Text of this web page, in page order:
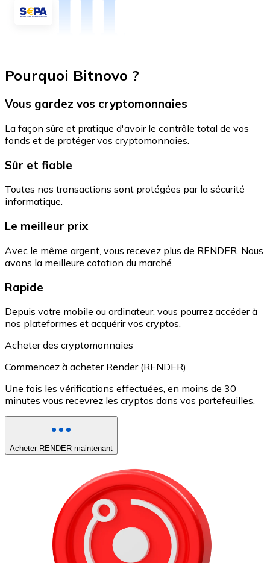
Pourquoi Bitnovo ?
Vous gardez vos cryptomonnaies
La façon sûre et pratique d'avoir le contrôle total de vos
fonds et de protéger vos cryptomonnaies.
Sûr et fiable
Toutes nos transactions sont protégées par la sécurité
informatique.
Le meilleur prix
Avec le même argent, vous recevez plus de RENDER. Nous
avons la meilleure cotation du marché.
Rapide
Depuis votre mobile ou ordinateur, vous pourrez accéder à
nos plateformes et acquérir vos cryptos.
Acheter des cryptomonnaies
Commencez à acheter Render (RENDER)
Une fois les vérifications effectuées, en moins de 30
minutes vous recevrez les cryptos dans vos portefeuilles.
Acheter RENDER maintenant